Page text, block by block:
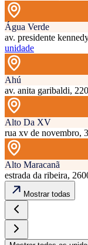
Água Verde
av. presidente
unidade
Ahú
av. anita garibaldi,
Alto Da XV
rua xv de novembro,
Alto Maracanã
estrada da ribeira,
Mostrar todas